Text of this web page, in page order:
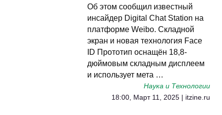
Об этом сообщил известный
инсайдер Digital Chat Station на
платформе Weibo. Складной
экран и новая технология Face
ID Прототип оснащён 18,8-
дюймовым складным дисплеем
и использует мета …
Наука и Технологии
18:00, Март 11, 2025 | itzine.ru